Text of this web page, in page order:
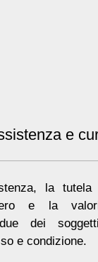
e
la
e la
dei
e condizione.